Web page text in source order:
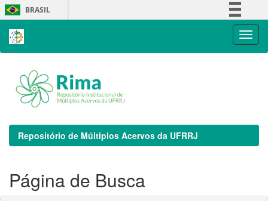
Skip
navigation
BRASIL
Repositório de Múltiplos Acervos da UFRRJ
Página de Busca